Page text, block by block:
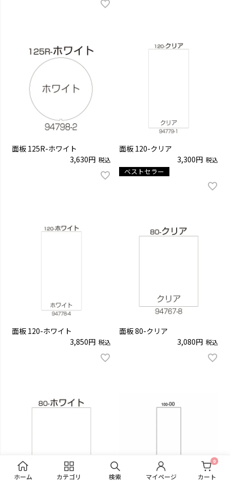
面板 125R-ホワイト
3,630
税込
面板 120-クリア
3,300
税込
ベストセラー
面板 120-ホワイト
3,850
税込
面板 80-クリア
3,080
税込
ホーム カテゴリ 検索 マイページ
0
カート